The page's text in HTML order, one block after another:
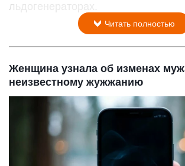
льдогенераторах.
Читать полностью
Женщина узнала об изменах
неизвестному жужжанию